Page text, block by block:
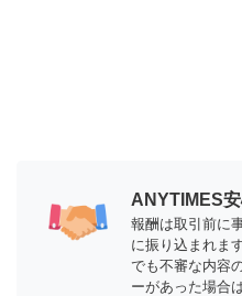
ANYTIMES
報酬は取引前に
に振り込まれま
でも不審な内容
ーがあった場合